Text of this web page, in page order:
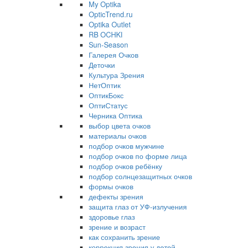
My Optika
OpticTrend.ru
Optika Outlet
RB OCHKI
Sun-Season
Галерея Очков
Деточки
Культура Зрения
НетОптик
ОптикБокс
ОптиСтатус
Черника Оптика
выбор цвета очков
материалы очков
подбор очков мужчине
подбор очков по форме лица
подбор очков ребёнку
подбор солнцезащитных очков
формы очков
дефекты зрения
защита глаз от УФ-излучения
здоровье глаз
зрение и возраст
как сохранить зрение